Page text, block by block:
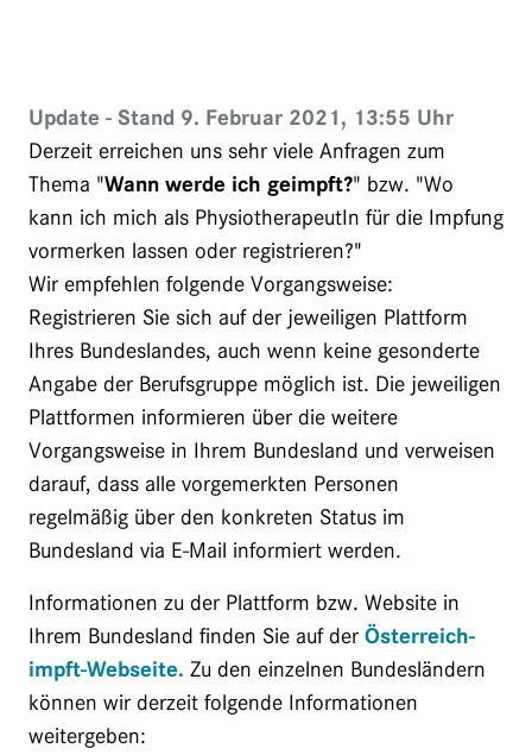
Update - Stand 9. Februar 2021, 13:55 Uhr
Derzeit erreichen uns sehr viele Anfragen zum
Thema "Wann werde ich geimpft?" bzw. "Wo
kann ich mich als PhysiotherapeutIn für die Impfung
vormerken lassen oder registrieren?"
Wir empfehlen folgende Vorgangsweise:
Registrieren Sie sich auf der jeweiligen Plattform
Ihres Bundeslandes, auch wenn keine gesonderte
Angabe der Berufsgruppe möglich ist. Die jeweiligen
Plattformen informieren über die weitere
Vorgangsweise in Ihrem Bundesland und verweisen
darauf, dass alle vorgemerkten Personen
regelmäßig über den konkreten Status im
Bundesland via E-Mail informiert werden.
Informationen zu der Plattform bzw. Website in
Ihrem Bundesland finden Sie auf der Österreich-
impft-Webseite. Zu den einzelnen Bundesländern
können wir derzeit folgende Informationen
weitergeben: